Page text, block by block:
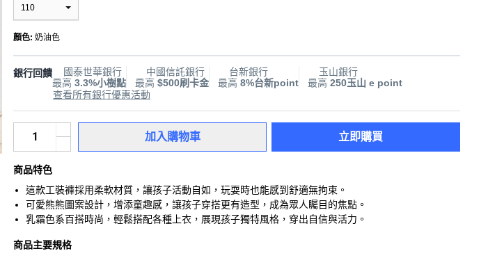
110
顏色: 奶油色
銀行回饋
國泰世華銀行
最高 3.3%小樹點
中國信託銀行
最高 $500刷卡金
台新銀行
最高 8%台新point
玉山銀行
最高 250玉山 e point
查看所有銀行優惠活動
加入購物車 立即購買
商品特色
這款工裝褲採用柔軟材質，讓孩子活動自如，玩耍時也能感到舒適無拘束。
可愛熊熊圖案設計，增添童趣感，讓孩子穿搭更有造型，成為眾人矚目的焦點。
乳霜色系百搭時尚，輕鬆搭配各種上衣，展現孩子獨特風格，穿出自信與活力。
商品主要規格